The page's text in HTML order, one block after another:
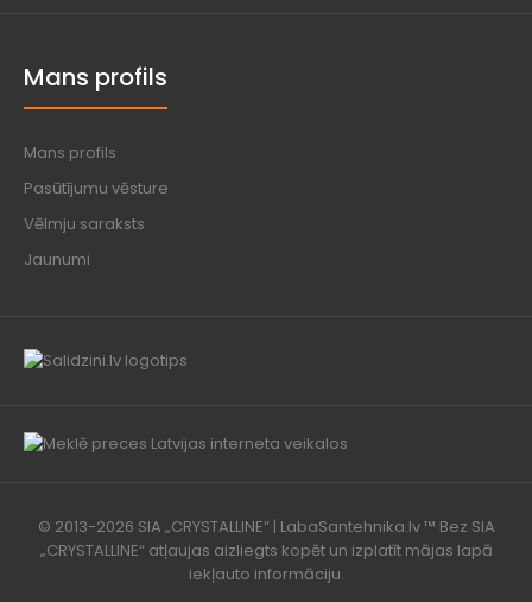
Mans profils
Mans profils
Pasūtījumu vēsture
Vēlmju saraksts
Jaunumi
© 2013-2026 SIA „CRYSTALLINE“ | LabaSantehnika.lv ™ Bez SIA
„CRYSTALLINE“ atļaujas aizliegts kopēt un izplatīt mājas lapā
iekļauto informāciju.